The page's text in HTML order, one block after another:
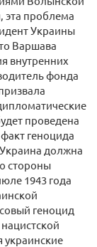
эта проблема
Украины
Варшава
внутренних
фонда
проведена
геноцида
должна
стороны
1943 года
геноцид
украинские